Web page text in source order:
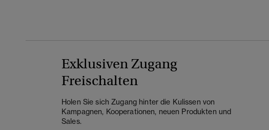
Exklusiven Zugang
Freischalten
Holen Sie sich Zugang hinter die Kulissen von
Kampagnen, Kooperationen, neuen Produkten und
Sales.